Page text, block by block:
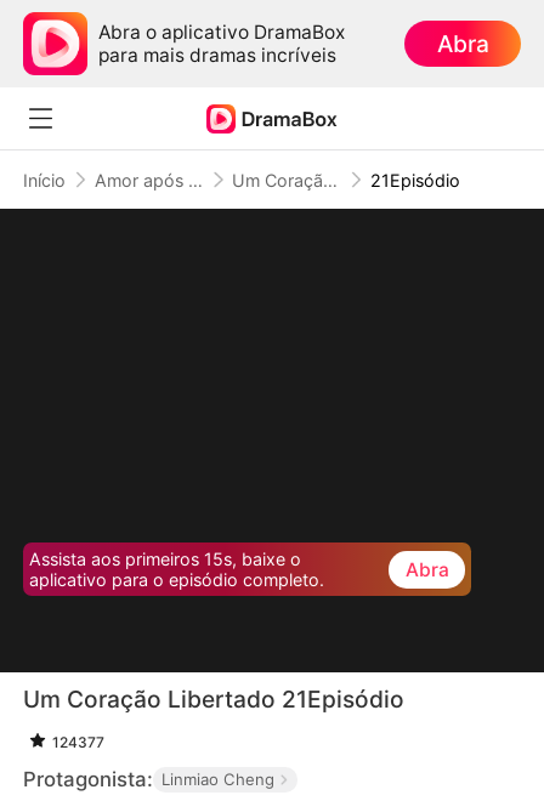
Abra o aplicativo DramaBox
para mais dramas incríveis
Abra
Início Amor após Divórcio Um Coração Libertado 21Episódio
Assista aos primeiros 15s, baixe o
aplicativo para o episódio completo.
Abra
Um Coração Libertado 21Episódio
124377
Protagonista: Linmiao Cheng